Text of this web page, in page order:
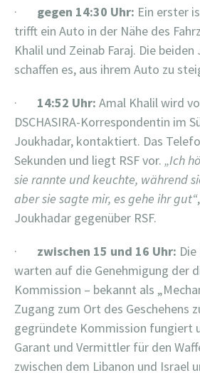
· gegen 14:30 Uhr: Ein erster
trifft ein Auto in der Nähe des
Khalil und Zeinab Faraj. Die
schaffen es, aus ihrem Auto zu
· 14:52 Uhr: Amal Khalil wird
DSCHASIRA-Korrespondentin im
Joukhadar, kontaktiert. Das
Sekunden und liegt RSF vor. „Ich
sie rannte und keuchte, während
aber sie sagte mir, es gehe ihr gut“
Joukhadar gegenüber RSF.
· zwischen 15 und 16 Uhr:
warten auf die Genehmigung der
Kommission – bekannt als
Zugang zum Ort des Geschehens
gegründete Kommission fungiert
Garant und Vermittler für den
zwischen dem Libanon und Israel